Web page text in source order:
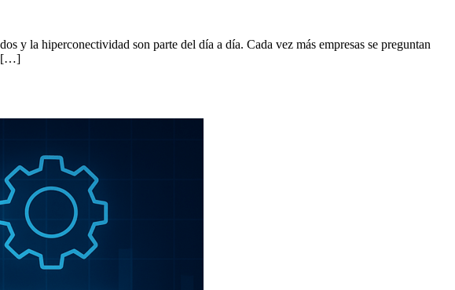
y la hiperconectividad son parte del día a día. Cada vez más empresas se preguntan
[…]